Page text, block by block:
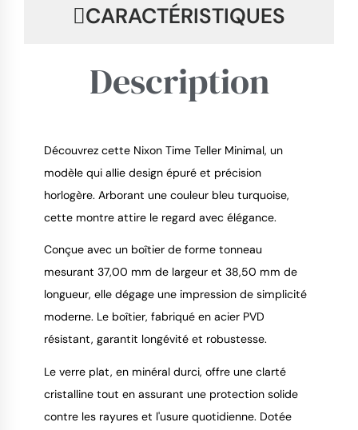
CARACTÉRISTIQUES
Description
Découvrez cette Nixon Time Teller Minimal, un
modèle qui allie design épuré et précision
horlogère. Arborant une couleur bleu turquoise,
cette montre attire le regard avec élégance.
Conçue avec un boîtier de forme tonneau
mesurant 37,00 mm de largeur et 38,50 mm de
longueur, elle dégage une impression de simplicité
moderne. Le boîtier, fabriqué en acier PVD
résistant, garantit longévité et robustesse.
Le verre plat, en minéral durci, offre une clarté
cristalline tout en assurant une protection solide
contre les rayures et l'usure quotidienne. Dotée